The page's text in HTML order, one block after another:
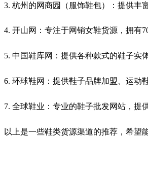
3. 杭州的网商园（服饰鞋包）：提供丰
4. 开山网：专注于网销女鞋货源，拥有
5. 中国鞋库网：提供各种款式的鞋子实
6. 环球鞋网：提供鞋子品牌加盟、运动
7. 全球鞋业：专业的鞋子批发网站，提
以上是一些鞋类货源渠道的推荐，希望